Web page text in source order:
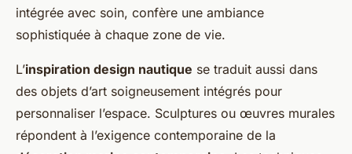
intégrée avec soin, confère une ambiance
sophistiquée à chaque zone de vie.
L’inspiration design nautique se traduit aussi dans
des objets d’art soigneusement intégrés pour
personnaliser l’espace. Sculptures ou œuvres murales
répondent à l’exigence contemporaine de la